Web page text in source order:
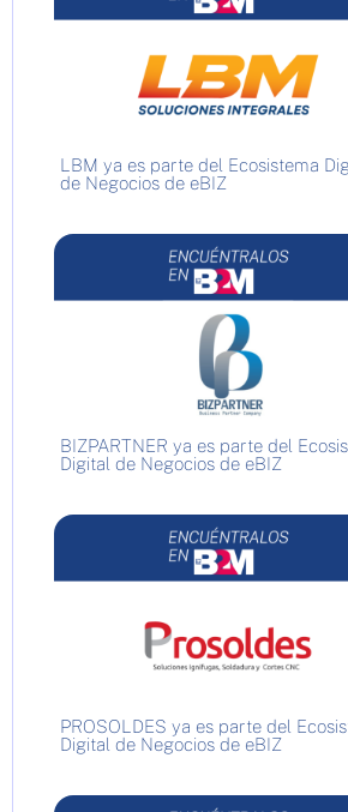
LBM ya es parte del Ecosistema
de Negocios de eBIZ
BIZPARTNER ya es parte del
Digital de Negocios de eBIZ
PROSOLDES ya es parte del
Digital de Negocios de eBIZ